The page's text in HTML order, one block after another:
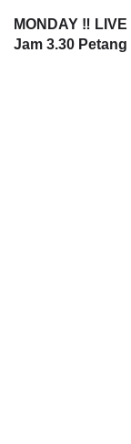
MONDAY ‼️ LIVE
Jam 3.30 Petang